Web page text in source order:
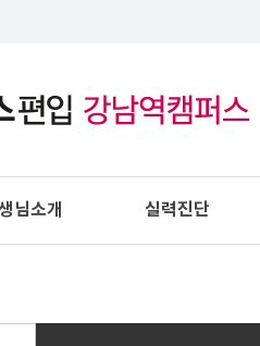
님소개 실력진단